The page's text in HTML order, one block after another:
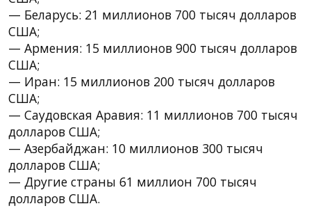
— Беларусь: 21 миллионов 700 тысяч долларов
США;
— Армения: 15 миллионов 900 тысяч долларов
США;
— Иран: 15 миллионов 200 тысяч долларов
США;
— Саудовская Аравия: 11 миллионов 700 тысяч
долларов США;
— Азербайджан: 10 миллионов 300 тысяч
долларов США;
— Другие страны 61 миллион 700 тысяч
долларов США.